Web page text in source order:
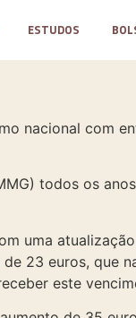
ESTUDOS
nacional com
todos os
uma
23 euros, que
este